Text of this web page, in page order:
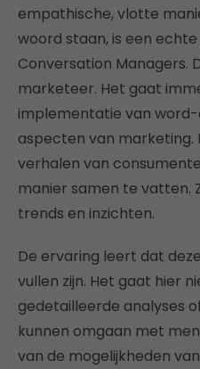
empathische, vlotte
woord staan, is een
Conversation Managers.
marketeer. Het gaat
implementatie van
aspecten van marketing.
verhalen van
manier samen te vatten.
trends en inzichten.
De ervaring leert dat
vullen zijn. Het gaat hier
gedetailleerde analyses
kunnen omgaan met
van de mogelijkheden